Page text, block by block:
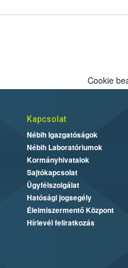
Cookie
Kapcsolat
Nébih Igazgatóságok
Nébih Laboratóriumok
Kormányhivatalok
Sajtókapcsolat
Ügyfélszolgálat
Hatósági jogsegély
Élelmiszermentő Központ
Hírlevél feliratkozás